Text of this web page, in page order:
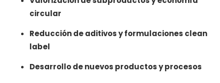
circular
Reducción de aditivos y formulaciones clean
label
Desarrollo de nuevos productos y procesos